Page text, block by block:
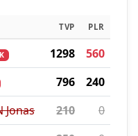
TVP PLR
K 1298
560
796
240
Jonas
210
0